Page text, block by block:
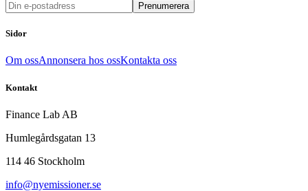
Prenumerera
Sidor
Om ossAnnonsera hos ossKontakta oss
Kontakt
Finance Lab AB
Humlegårdsgatan 13
114 46 Stockholm
info@nyemissioner.se